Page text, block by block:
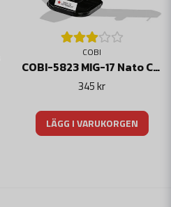
COBI
COBI-5823 MIG-17 Nato Code "FRESCO"
345 kr
LÄGG I VARUKORGEN